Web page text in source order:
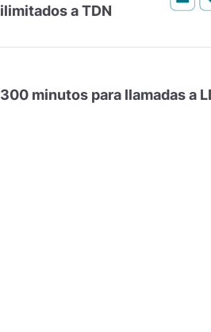
ilimitados a TDN
300 minutos para llamadas a